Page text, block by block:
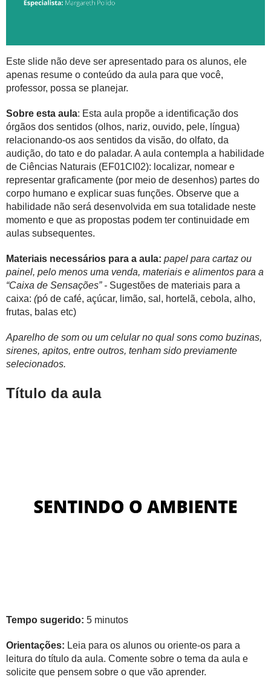
Este slide não deve ser apresentado para os alunos, ele
apenas resume o conteúdo da aula para que você,
professor, possa se planejar.
Sobre esta aula: Esta aula propõe a identificação dos
órgãos dos sentidos (olhos, nariz, ouvido, pele, língua)
relacionando-os aos sentidos da visão, do olfato, da
audição, do tato e do paladar. A aula contempla a habilidade
de Ciências Naturais (EF01CI02): localizar, nomear e
representar graficamente (por meio de desenhos) partes do
corpo humano e explicar suas funções. Observe que a
habilidade não será desenvolvida em sua totalidade neste
momento e que as propostas podem ter continuidade em
aulas subsequentes.
Materiais necessários para a aula: papel para cartaz ou
painel, pelo menos uma venda, materiais e alimentos para a
“Caixa de Sensações” - Sugestões de materiais para a
caixa: (pó de café, açúcar, limão, sal, hortelã, cebola, alho,
frutas, balas etc)
Aparelho de som ou um celular no qual sons como buzinas,
sirenes, apitos, entre outros, tenham sido previamente
selecionados.
Título da aula
Tempo sugerido: 5 minutos
Orientações: Leia para os alunos ou oriente-os para a
leitura do título da aula. Comente sobre o tema da aula e
solicite que pensem sobre o que vão aprender.